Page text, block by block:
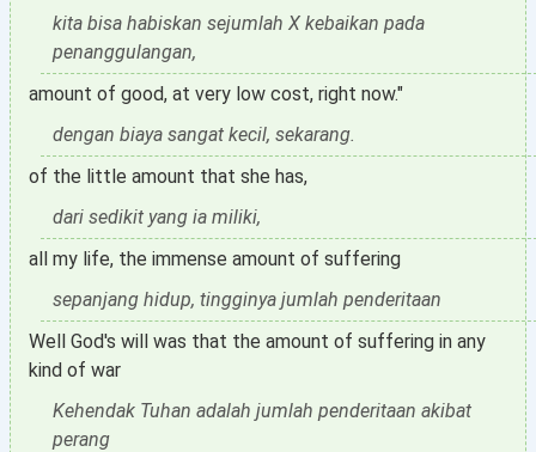
kita bisa habiskan sejumlah X kebaikan pada
penanggulangan,
amount of good, at very low cost, right now."
dengan biaya sangat kecil, sekarang.
of the little amount that she has,
dari sedikit yang ia miliki,
all my life, the immense amount of suffering
sepanjang hidup, tingginya jumlah penderitaan
Well God's will was that the amount of suffering in any
kind of war
Kehendak Tuhan adalah jumlah penderitaan akibat
perang